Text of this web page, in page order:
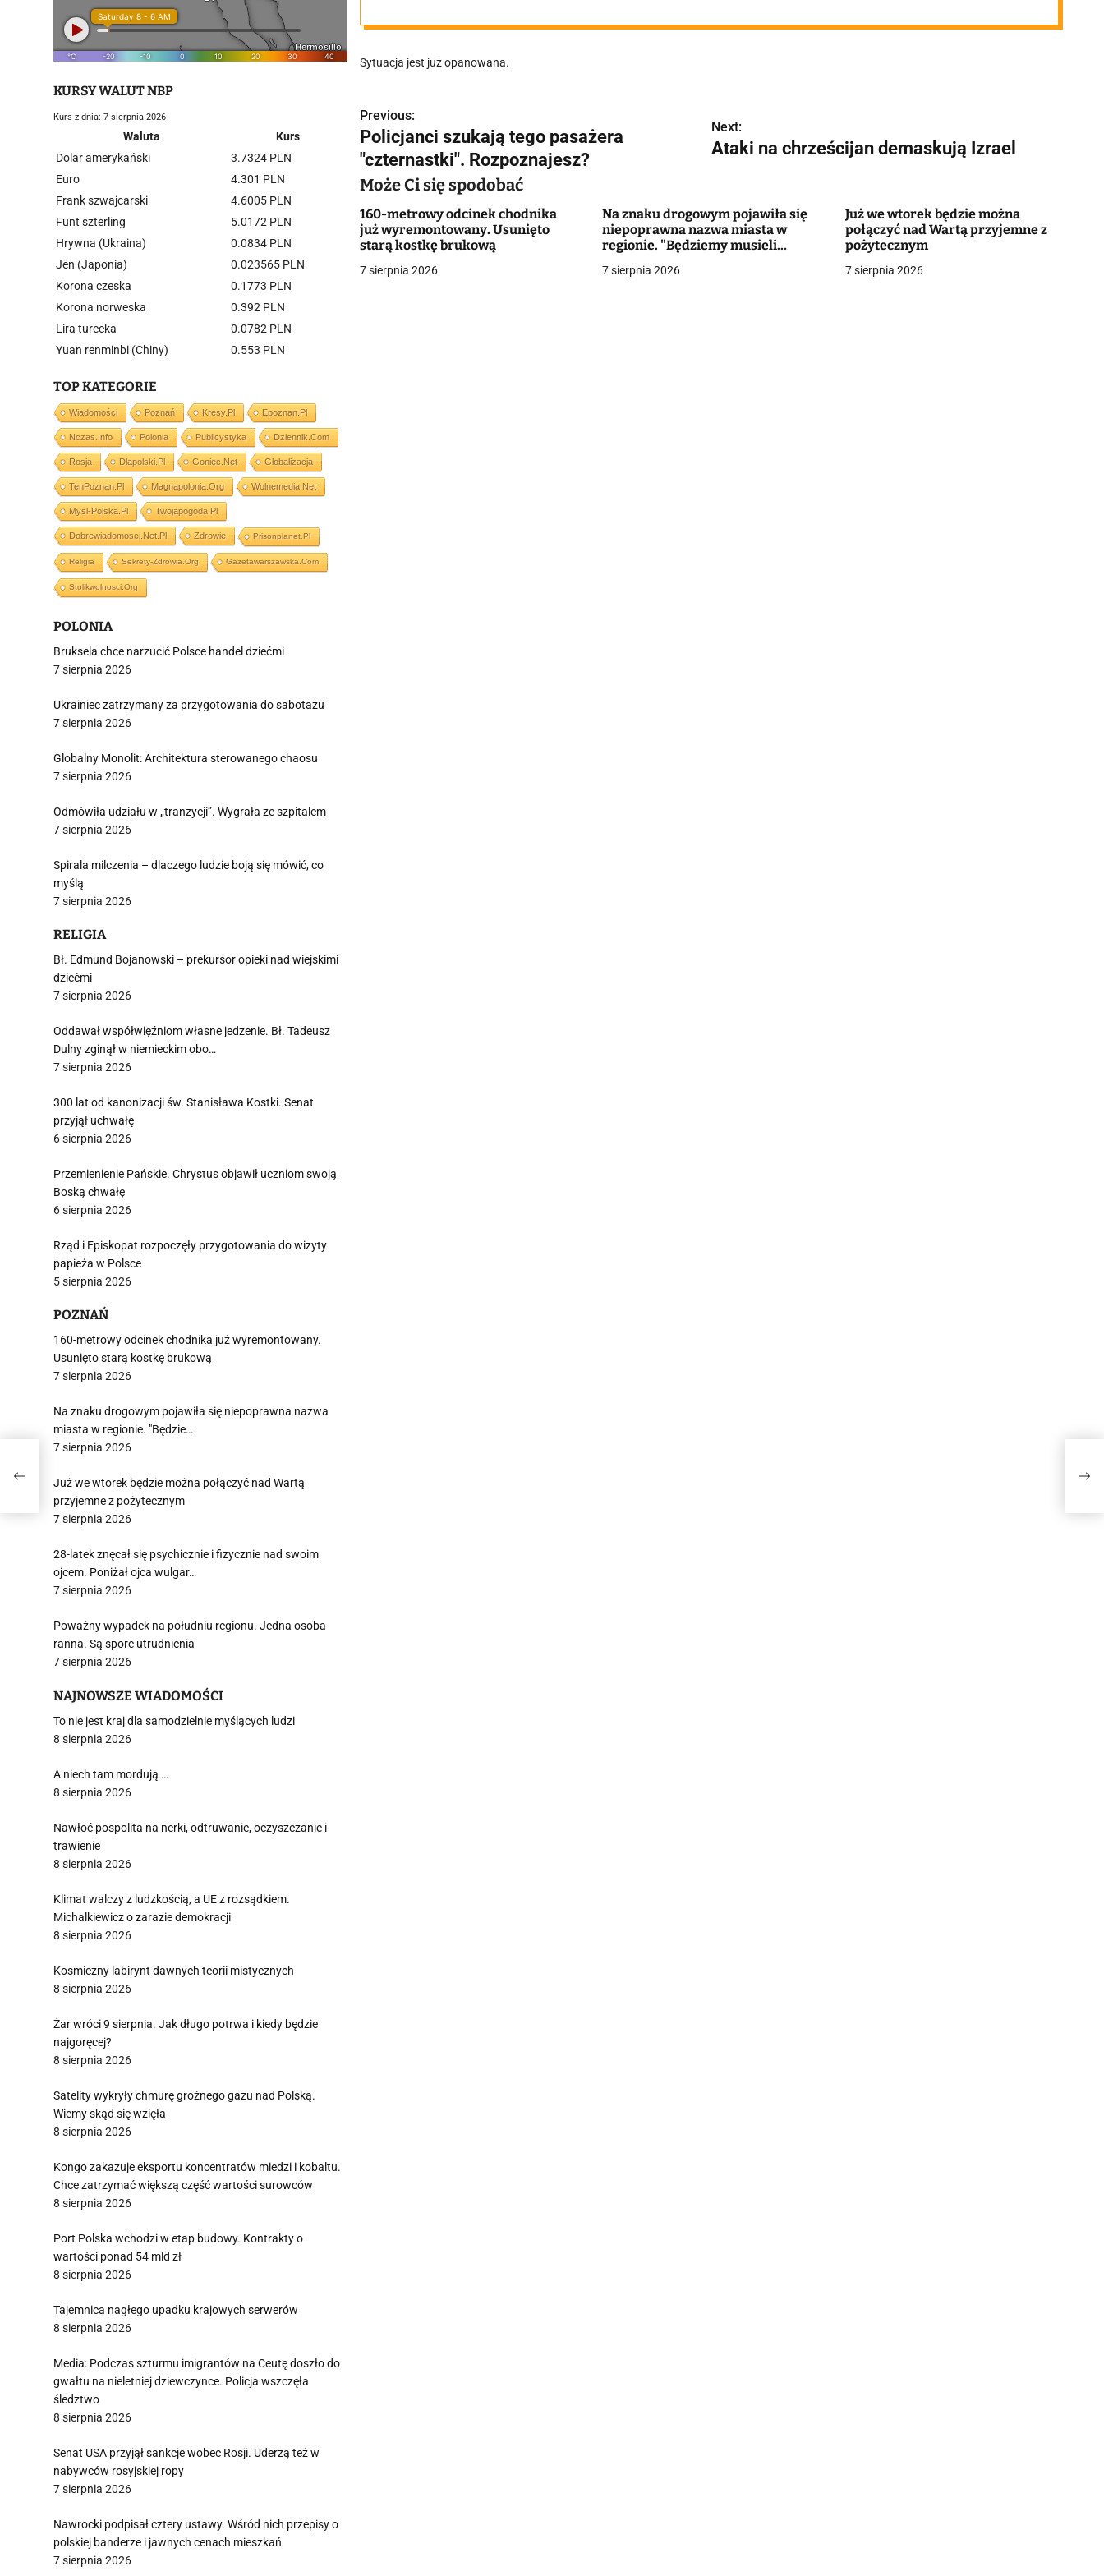
Sytuacja jest już opanowana.
N
a
w
i
g
a
Previous:
Policjanci szukają tego pasażera
"czternastki". Rozpoznajesz?
Next:
Ataki na chrześcijan demaskują Izrael
Może Ci się spodobać
160-metrowy odcinek chodnika
już wyremontowany. Usunięto
starą kostkę brukową
7 sierpnia 2026
Na znaku drogowym pojawiła się
niepoprawna nazwa miasta w
regionie. "Będziemy musieli
7 sierpnia 2026
Już we wtorek będzie można
połączyć nad Wartą przyjemne z
pożytecznym
7 sierpnia 2026
KURSY WALUT NBP
Kurs z dnia: 7 sierpnia 2026
Waluta
Kurs
Dolar amerykański
3.7324 PLN
Euro
4.301 PLN
Frank szwajcarski
4.6005 PLN
Funt szterling
5.0172 PLN
Hrywna (Ukraina)
0.0834 PLN
Jen (Japonia)
0.023565 PLN
Korona czeska
0.1773 PLN
Korona norweska
0.392 PLN
Lira turecka
0.0782 PLN
Yuan renminbi (Chiny)
0.553 PLN
TOP KATEGORIE
Wiadomości Poznań Kresy.pl Epoznan.pl
Nczas.info Polonia Publicystyka Dziennik.com
Rosja Dlapolski.pl Goniec.net Globalizacja
TenPoznan.pl Magnapolonia.org Wolnemedia.net
Mysl-Polska.pl Twojapogoda.pl
Dobrewiadomosci.net.pl Zdrowie Prisonplanet.pl
Religia Sekrety-Zdrowia.org Gazetawarszawska.com
Stolikwolnosci.org
POLONIA
Bruksela chce narzucić Polsce handel dziećmi
7 sierpnia 2026
Ukrainiec zatrzymany za przygotowania do sabotażu
7 sierpnia 2026
Globalny Monolit: Architektura sterowanego chaosu
7 sierpnia 2026
Odmówiła udziału w „tranzycji”. Wygrała ze szpitalem
7 sierpnia 2026
Spirala milczenia – dlaczego ludzie boją się mówić, co
myślą
7 sierpnia 2026
RELIGIA
Bł. Edmund Bojanowski – prekursor opieki nad wiejskimi
dziećmi
7 sierpnia 2026
Oddawał współwięźniom własne jedzenie. Bł. Tadeusz
Dulny zginął w niemieckim obo…
7 sierpnia 2026
300 lat od kanonizacji św. Stanisława Kostki. Senat
przyjął uchwałę
6 sierpnia 2026
Przemienienie Pańskie. Chrystus objawił uczniom swoją
Boską chwałę
6 sierpnia 2026
Rząd i Episkopat rozpoczęły przygotowania do wizyty
papieża w Polsce
5 sierpnia 2026
POZNAŃ
160-metrowy odcinek chodnika już wyremontowany.
Usunięto starą kostkę brukową
7 sierpnia 2026
Na znaku drogowym pojawiła się niepoprawna nazwa
miasta w regionie. "Będzie…
7 sierpnia 2026
Już we wtorek będzie można połączyć nad Wartą
przyjemne z pożytecznym
7 sierpnia 2026
28-latek znęcał się psychicznie i fizycznie nad swoim
ojcem. Poniżał ojca wulgar…
7 sierpnia 2026
Poważny wypadek na południu regionu. Jedna osoba
ranna. Są spore utrudnienia
7 sierpnia 2026
NAJNOWSZE WIADOMOŚCI
To nie jest kraj dla samodzielnie myślących ludzi
8 sierpnia 2026
A niech tam mordują …
8 sierpnia 2026
Nawłoć pospolita na nerki, odtruwanie, oczyszczanie i
trawienie
8 sierpnia 2026
Klimat walczy z ludzkością, a UE z rozsądkiem.
Michalkiewicz o zarazie demokracji
8 sierpnia 2026
Kosmiczny labirynt dawnych teorii mistycznych
8 sierpnia 2026
Żar wróci 9 sierpnia. Jak długo potrwa i kiedy będzie
najgoręcej?
8 sierpnia 2026
Satelity wykryły chmurę groźnego gazu nad Polską.
Wiemy skąd się wzięła
8 sierpnia 2026
Kongo zakazuje eksportu koncentratów miedzi i kobaltu.
Chce zatrzymać większą część wartości surowców
8 sierpnia 2026
Port Polska wchodzi w etap budowy. Kontrakty o
wartości ponad 54 mld zł
8 sierpnia 2026
Tajemnica nagłego upadku krajowych serwerów
8 sierpnia 2026
Media: Podczas szturmu imigrantów na Ceutę doszło do
gwałtu na nieletniej dziewczynce. Policja wszczęła
śledztwo
8 sierpnia 2026
Senat USA przyjął sankcje wobec Rosji. Uderzą też w
nabywców rosyjskiej ropy
7 sierpnia 2026
Nawrocki podpisał cztery ustawy. Wśród nich przepisy o
polskiej banderze i jawnych cenach mieszkań
7 sierpnia 2026